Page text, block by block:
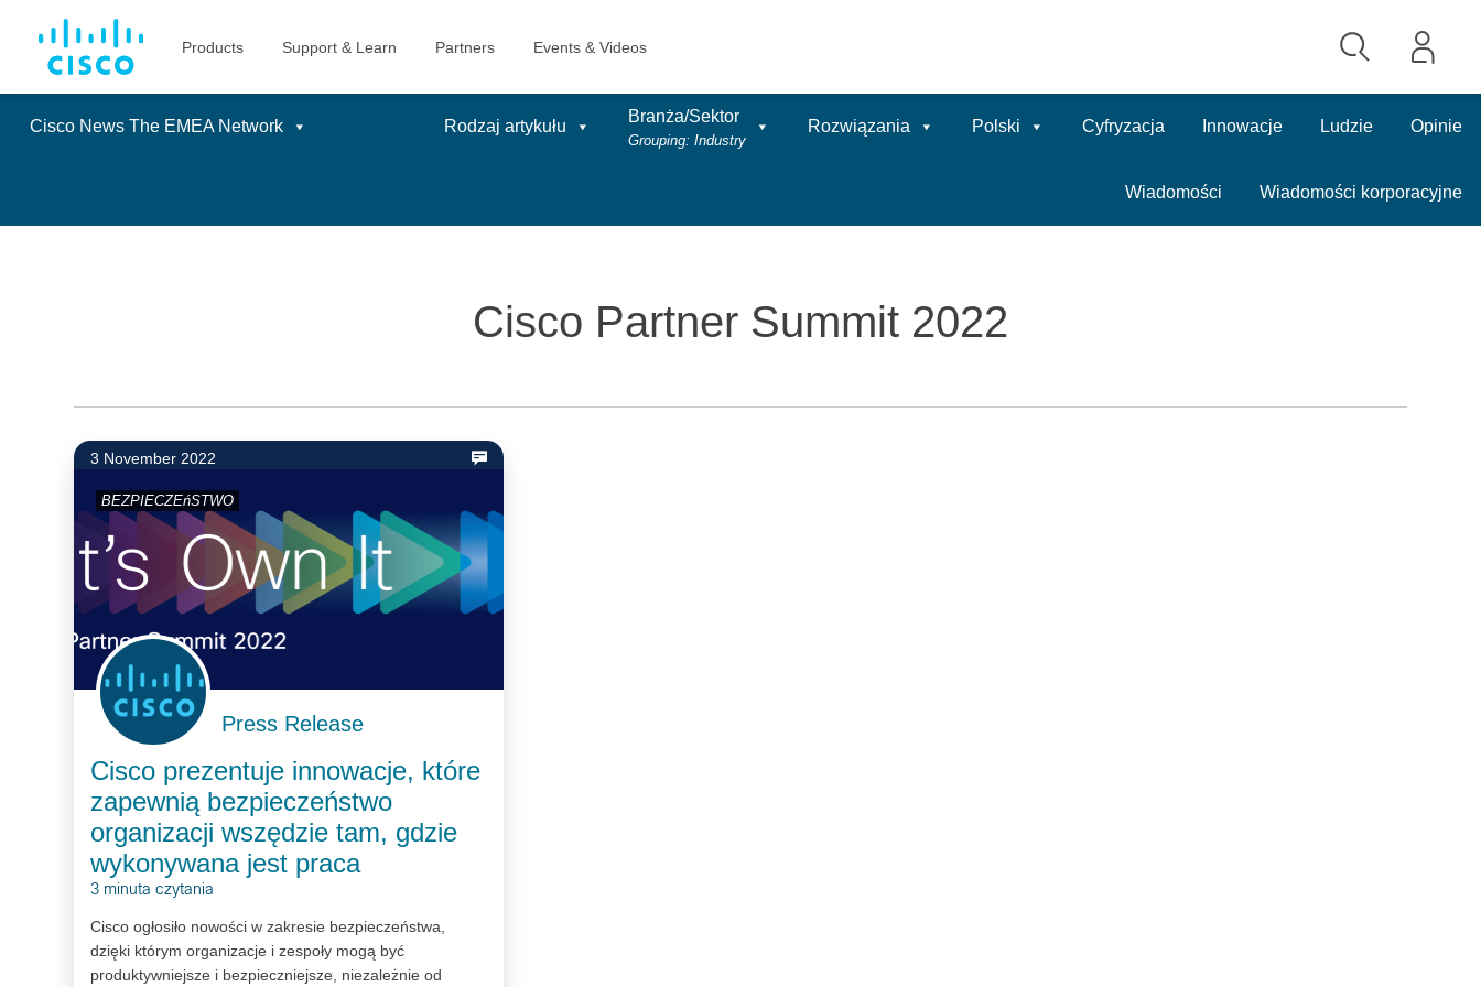
Cisco News The EMEA Network Rodzaj artykułu
Branża/Sektor
Grouping: Industry
Rozwiązania Polski Cyfryzacja Innowacje Ludzie Opinie
Wiadomości Wiadomości korporacyjne
Cisco Partner Summit 2022
3 November 2022
BEZPIECZEńSTWO
Press Release
Cisco prezentuje innowacje, które
zapewnią bezpieczeństwo
organizacji wszędzie tam, gdzie
wykonywana jest praca
3 minuta czytania
Cisco ogłosiło nowości w zakresie bezpieczeństwa,
dzięki którym organizacje i zespoły mogą być
produktywniejsze i bezpieczniejsze, niezależnie od